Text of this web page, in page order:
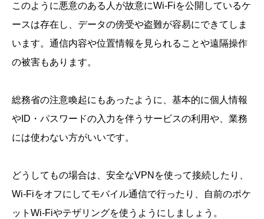
このように悪意のある人が故意にWi-Fiを公開しているケ
ースは存在し、データの傍受や盗難が容易にできてしま
います。通信内容や位置情報を見られることや遠隔操作
の被害もあります。
総務省の注意喚起にもあったように、基本的に個人情報
やID・パスワードの入力を伴うサービスの利用や、業務
には使わない方がいいです。
どうしてもの場合は、安全なVPNを使って接続したり、
Wi-Fiをオフにしてモバイル通信で行ったり、自前のポケ
ットWi-Fiやテザリングを使うようにしましょう。